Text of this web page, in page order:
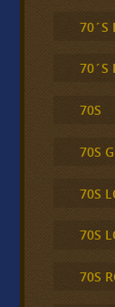
70´S
70´S
70S
70S
70S
70S
70S